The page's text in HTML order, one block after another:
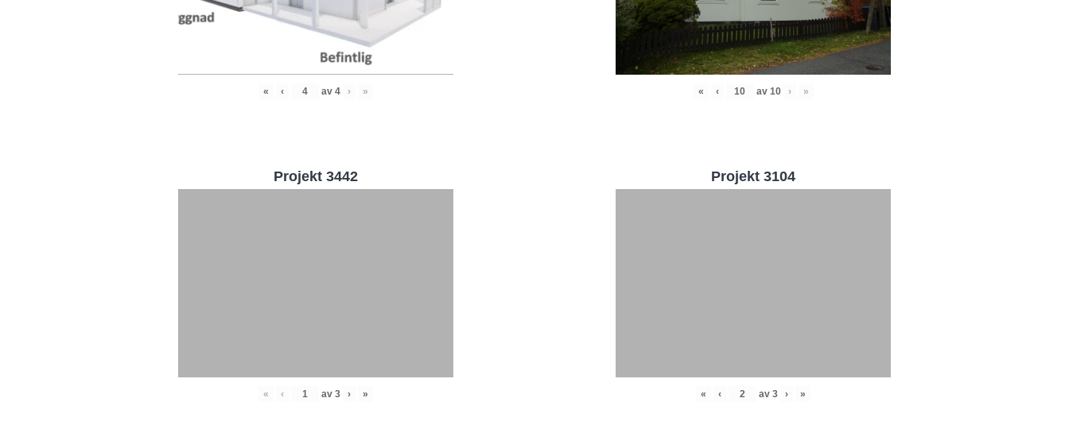
« ‹ av 4 › » « ‹ av 10 › »
Projekt 3442
« ‹ av 3 › »
Projekt 3104
« ‹ av 3 › »